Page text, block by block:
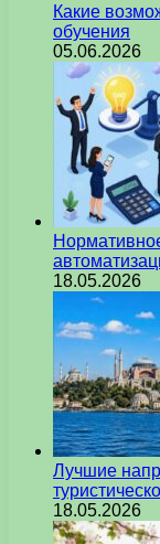
Какие
обучения
05.06.2026
18.05.2026
Лучшие
18.05.2026